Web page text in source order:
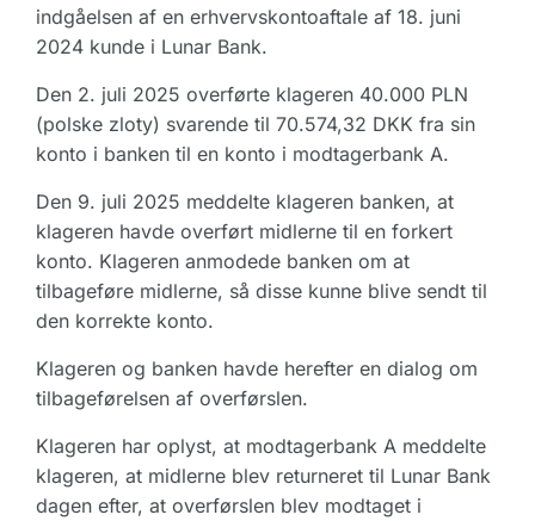
indgåelsen af en erhvervskontoaftale af 18. juni
2024 kunde i Lunar Bank.
Den 2. juli 2025 overførte klageren 40.000 PLN
(polske zloty) svarende til 70.574,32 DKK fra sin
konto i banken til en konto i modtagerbank A.
Den 9. juli 2025 meddelte klageren banken, at
klageren havde overført midlerne til en forkert
konto. Klageren anmodede banken om at
tilbageføre midlerne, så disse kunne blive sendt til
den korrekte konto.
Klageren og banken havde herefter en dialog om
tilbageførelsen af overførslen.
Klageren har oplyst, at modtagerbank A meddelte
klageren, at midlerne blev returneret til Lunar Bank
dagen efter, at overførslen blev modtaget i